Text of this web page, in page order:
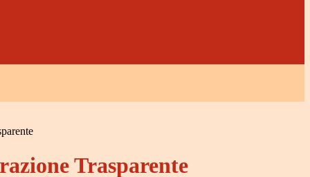
Trasparente